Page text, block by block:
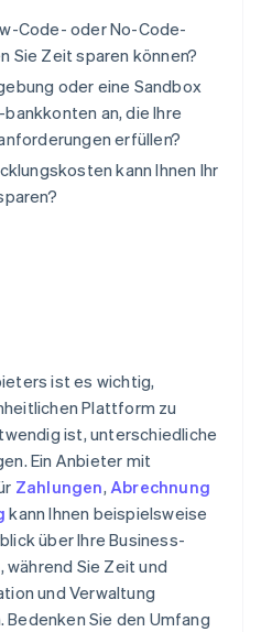
Code- oder No-Code-
Sie Zeit sparen können?
oder eine Sandbox
an, die Ihre
erfüllen?
kann Ihnen Ihr
ist es wichtig,
Plattform zu
ist, unterschiedliche
Ein Anbieter mit
Zahlungen, Abrechnung
kann Ihnen beispielsweise
über Ihre Business-
Sie Zeit und
und Verwaltung
Sie den Umfang